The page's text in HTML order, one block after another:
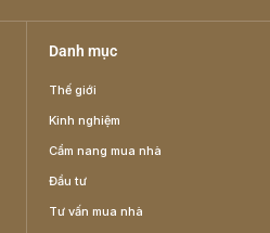
Danh mục
Thế giới
Kinh nghiệm
Cẩm nang mua nhà
Đầu tư
Tư vấn mua nhà